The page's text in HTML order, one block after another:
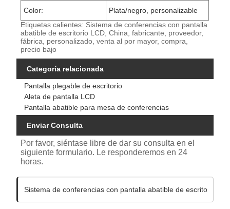
Color:
Plata/negro, personalizable
Etiquetas calientes: Sistema de conferencias con pantalla
abatible de escritorio LCD, China, fabricante, proveedor,
fábrica, personalizado, venta al por mayor, compra,
precio bajo
Categoría relacionada
Pantalla plegable de escritorio
Aleta de pantalla LCD
Pantalla abatible para mesa de conferencias
Enviar Consulta
Por favor, siéntase libre de dar su consulta en el
siguiente formulario. Le responderemos en 24
horas.